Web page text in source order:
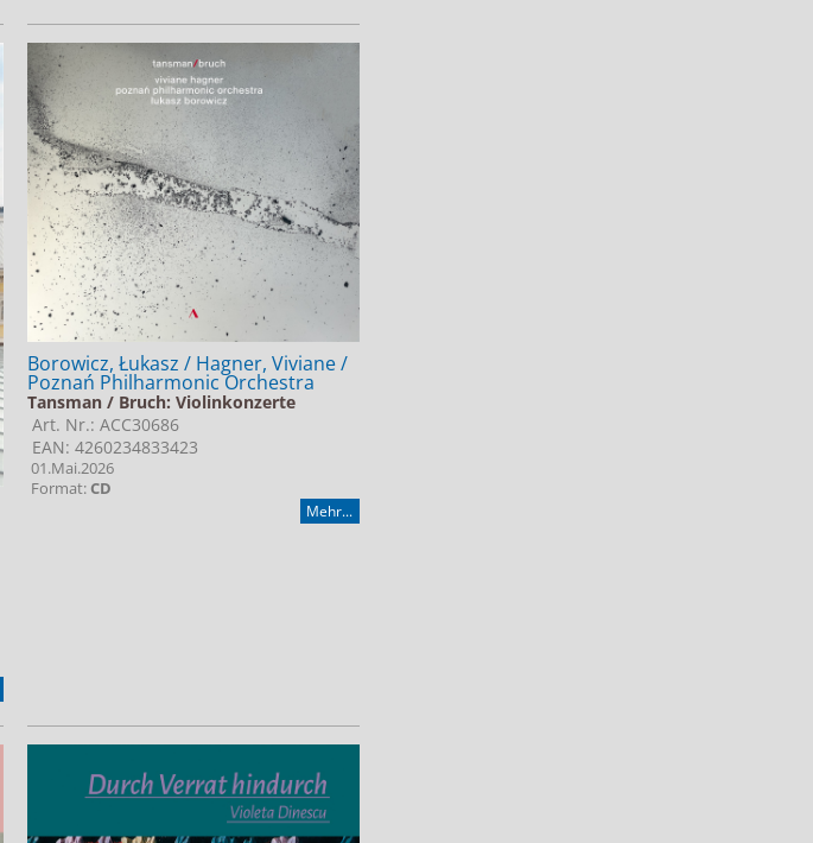
Borowicz, Łukasz / Hagner, Viviane /
Poznań Philharmonic Orchestra
Tansman / Bruch: Violinkonzerte
Art. Nr.: ACC30686
EAN: 4260234833423
01.Mai.2026
Format:CD
Mehr...